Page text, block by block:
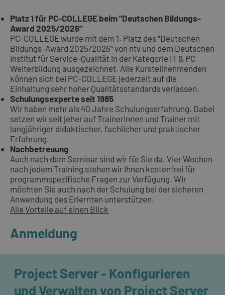
Platz 1 für PC-COLLEGE beim "Deutschen Bildungs-
Award 2025/2026"
PC-COLLEGE wurde mit dem 1. Platz des "Deutschen
Bildungs-Award 2025/2026" von ntv und dem Deutschen
Institut für Service-Qualität in der Kategorie IT & PC
Weiterbildung ausgezeichnet. Alle Kursteilnehmenden
können sich bei PC-COLLEGE jederzeit auf die
Einhaltung sehr hoher Qualitätsstandards verlassen.
Schulungsexperte seit 1985
Wir haben mehr als 40 Jahre Schulungserfahrung. Dabei
setzen wir seit jeher auf Trainerinnen und Trainer mit
langjähriger didaktischer, fachlicher und praktischer
Erfahrung.
Nachbetreuung
Auch nach dem Seminar sind wir für Sie da. Vier Wochen
nach jedem Training stehen wir Ihnen kostenfrei für
programmspezifische Fragen zur Verfügung. Wir
möchten Sie auch nach der Schulung bei der sicheren
Anwendung des Erlernten unterstützen.
Alle Vorteile auf einen Blick
Anmeldung
Project Server - Konfigurieren
und Verwalten von Project Server